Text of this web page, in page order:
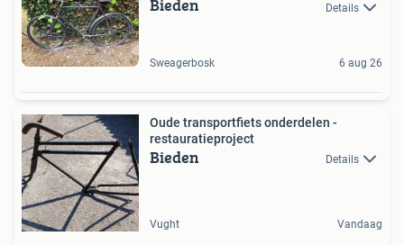
Bieden Details
Sweagerbosk 6 aug 26
Oude transportfiets onderdelen -
restauratieproject
Bieden Details
Vught Vandaag